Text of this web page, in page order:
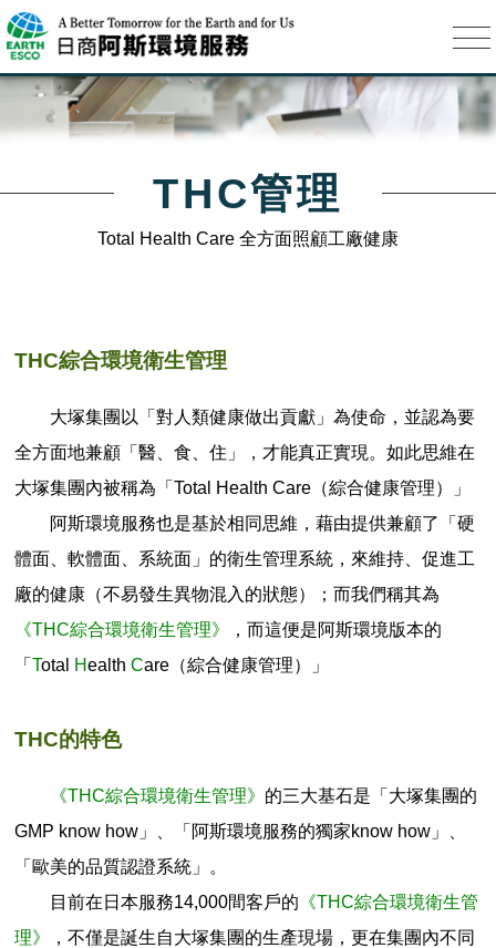
THC管理
Total Health Care 全方面照顧工廠健康
THC綜合環境衛生管理
大塚集團以「對人類健康做出貢獻」為使命，並認為要
全方面地兼顧「醫、食、住」，才能真正實現。如此思維在
大塚集團內被稱為「Total Health Care（綜合健康管理）」
阿斯環境服務也是基於相同思維，藉由提供兼顧了「硬
體面、軟體面、系統面」的衛生管理系統，來維持、促進工
廠的健康（不易發生異物混入的狀態）；而我們稱其為
《THC綜合環境衛生管理》
，而這便是阿斯環境版本的
「Total HealthCare（綜合健康管理）」
THC的特色
《THC綜合環境衛生管理》 的三大基石是「大塚集團的
GMP know how」、「阿斯環境服務的獨家know how」、
「歐美的品質認證系統」。
目前在日本服務14,000間客戶的 《THC綜合環境衛生管
理》
，不僅是誕生自大塚集團的生產現場，更在集團內不同